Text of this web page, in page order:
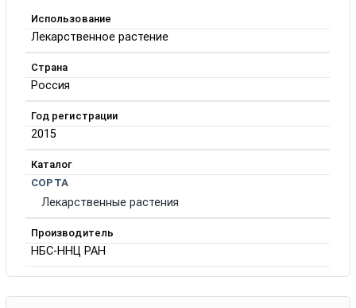
Использование
Лекарственное растение
Страна
Россия
Год регистрации
2015
Каталог
СОРТА
Лекарственные растения
Производитель
НБС-ННЦ РАН